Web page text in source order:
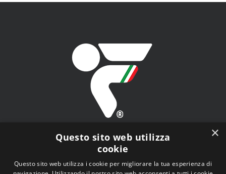
×
Questo sito web utilizza
cookie
Questo sito web utilizza i cookie per migliorare la tua esperienza di